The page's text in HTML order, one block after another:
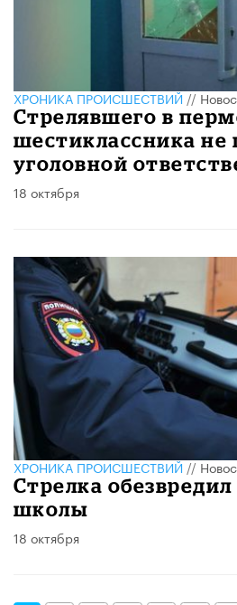
ХРОНИКА ПРОИСШЕСТВИЙ//
Стрелявшего в
шестиклассника не
уголовной
18 октября
ХРОНИКА ПРОИСШЕСТВИЙ//
Стрелка
школы
18 октября